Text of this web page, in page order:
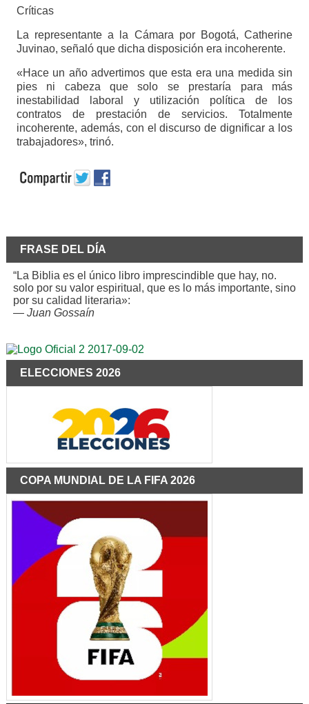
Críticas
La representante a la Cámara por Bogotá, Catherine
Juvinao, señaló que dicha disposición era incoherente.
«Hace un año advertimos que esta era una medida sin
pies ni cabeza que solo se prestaría para más
inestabilidad laboral y utilización política de los
contratos de prestación de servicios. Totalmente
incoherente, además, con el discurso de dignificar a los
trabajadores», trinó.
FRASE DEL DÍA
“La Biblia es el único libro imprescindible que hay, no.
solo por su valor espiritual, que es lo más importante, sino
por su calidad literaria»:
— Juan Gossaín
ELECCIONES 2026
COPA MUNDIAL DE LA FIFA 2026